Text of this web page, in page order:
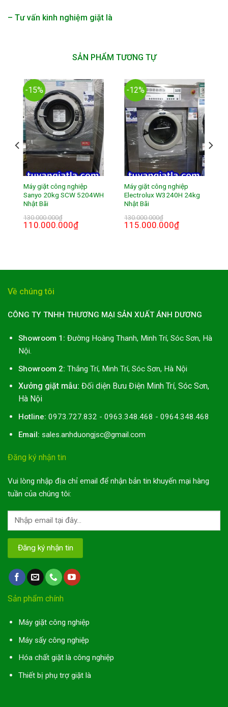
– Tư vấn kinh nghiệm giặt là
SẢN PHẨM TƯƠNG TỰ
-15%
Máy giặt công nghiệp
Sanyo 20kg SCW 5204WH
Nhật Bãi
130.000.000₫
110.000.000₫
-12%
Máy giặt công nghiệp
Electrolux W3240H 24kg
Nhật Bãi
130.000.000₫
115.000.000₫
Về chúng tôi
CÔNG TY TNHH THƯƠNG MẠI SẢN XUẤT ÁNH DƯƠNG
Showroom 1: Đường Hoàng Thanh, Minh Trí, Sóc Sơn, Hà
Nội.
Showroom 2: Thắng Trí, Minh Trí, Sóc Sơn, Hà Nội
Xưởng giặt mẫu: Đối diện Bưu Điện Minh Trí, Sóc Sơn,
Hà Nội
Hotline: 0973.727.832 - 0963.348.468 - 0964.348.468
Email: sales.anhduongjsc@gmail.com
Đăng ký nhận tin
Vui lòng nhập địa chỉ email để nhận bản tin khuyến mại hàng
tuần của chúng tôi:
Sản phẩm chính
Máy giặt công nghiệp
Máy sấy công nghiệp
Hóa chất giặt là công nghiệp
Thiết bị phụ trợ giặt là